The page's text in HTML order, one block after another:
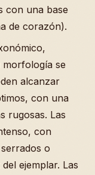
con una base
de corazón).
morfología se
alcanzar
con una
rugosas. Las
con
o
ejemplar. Las